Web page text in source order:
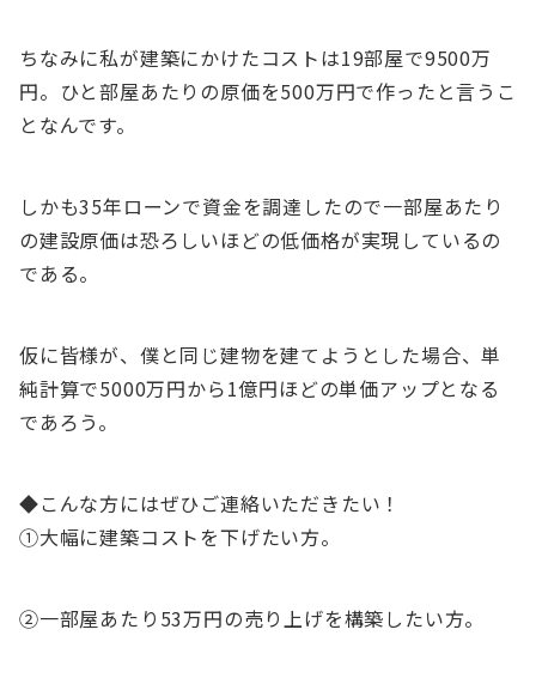
ちなみに私が建築にかけたコストは19部屋で9500万
円。ひと部屋あたりの原価を500万円で作ったと言うこ
となんです。
しかも35年ローンで資金を調達したので一部屋あたり
の建設原価は恐ろしいほどの低価格が実現しているの
である。
仮に皆様が、僕と同じ建物を建てようとした場合、単
純計算で5000万円から1億円ほどの単価アップとなる
であろう。
◆こんな方にはぜひご連絡いただきたい！
①大幅に建築コストを下げたい方。
②一部屋あたり53万円の売り上げを構築したい方。